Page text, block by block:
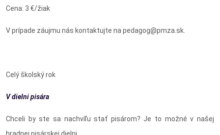
Cena: 3 €/žiak
V prípade záujmu nás kontaktujte na pedagog@pmza.sk.
Celý školský rok
V dielni pisára
Chceli by ste sa nachvíľu stať pisárom? Je to možné v našej
hradnej pisárskej dielni.